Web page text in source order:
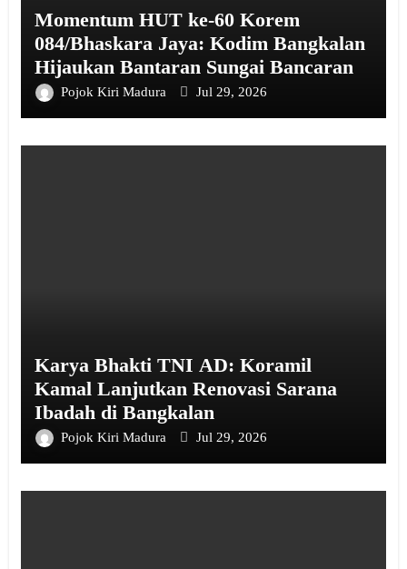
Momentum HUT ke-60 Korem
084/Bhaskara Jaya: Kodim Bangkalan
Hijaukan Bantaran Sungai Bancaran
Pojok Kiri Madura Jul 29, 2026
Karya Bhakti TNI AD: Koramil
Kamal Lanjutkan Renovasi Sarana
Ibadah di Bangkalan
Pojok Kiri Madura Jul 29, 2026